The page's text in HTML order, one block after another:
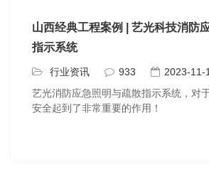
山西经典工程案例 | 艺光科技消防
指示系统
行业资讯 933
2023-11-
艺光消防应急照明与疏散指示系统，对
安全起到了非常重要的作用！